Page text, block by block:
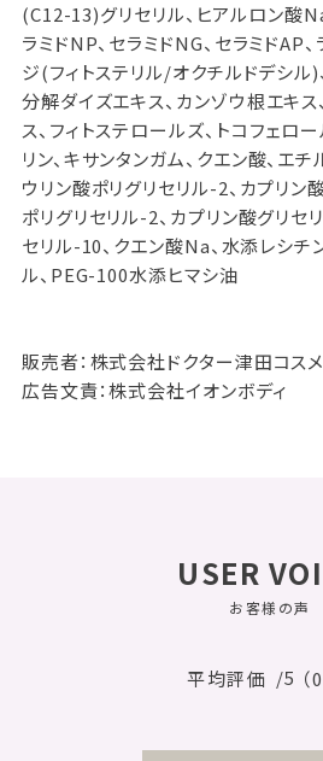
(C12-13)グリセリル、ヒアルロン酸
ラミドNP、セラミドNG、セラミドAP
ジ(フィトステリル/オクチルドデシル)
分解ダイズエキス、カンゾウ根エキ
ス、フィトステロールズ、トコフェロ
リン、キサンタンガム、クエン酸、エ
ウリン酸ポリグリセリル-2、カプリン
ポリグリセリル-2、カプリン酸グリセ
セリル-10、クエン酸Na、水添レシチ
ル、PEG-100水添ヒマシ油
販売者：株式会社ドクター津田コス
広告文責：株式会社イオンボディ
USER
お客様の声
平均評価 /5 （